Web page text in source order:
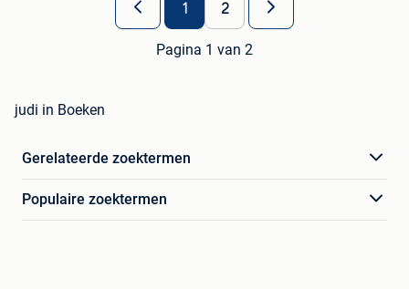
1 2
Pagina 1 van 2
judi in Boeken
Gerelateerde zoektermen
Populaire zoektermen